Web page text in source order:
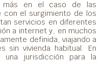
más en el caso de las
con el surgimiento de los
servicios en diferentes
a internet y, en muchos
definida, viajando a
sin vivienda habitual. En
jurisdicción para la